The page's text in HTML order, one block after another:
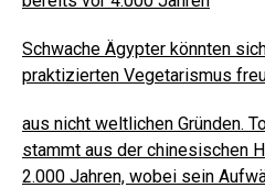
Schwache Ägypter könnten
praktizierten Vegetarismus
aus nicht weltlichen Gründen.
stammt aus der chinesischen
2.000 Jahren, wobei sein